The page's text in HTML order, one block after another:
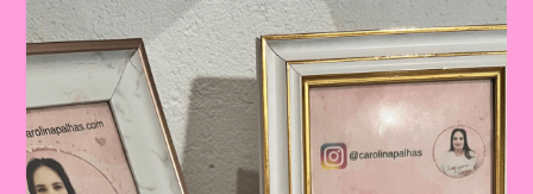
Trânsito|Despertando
A
Consciência
No
Trânsito:
Educação
Infantil
E
Ensino
Fundamental